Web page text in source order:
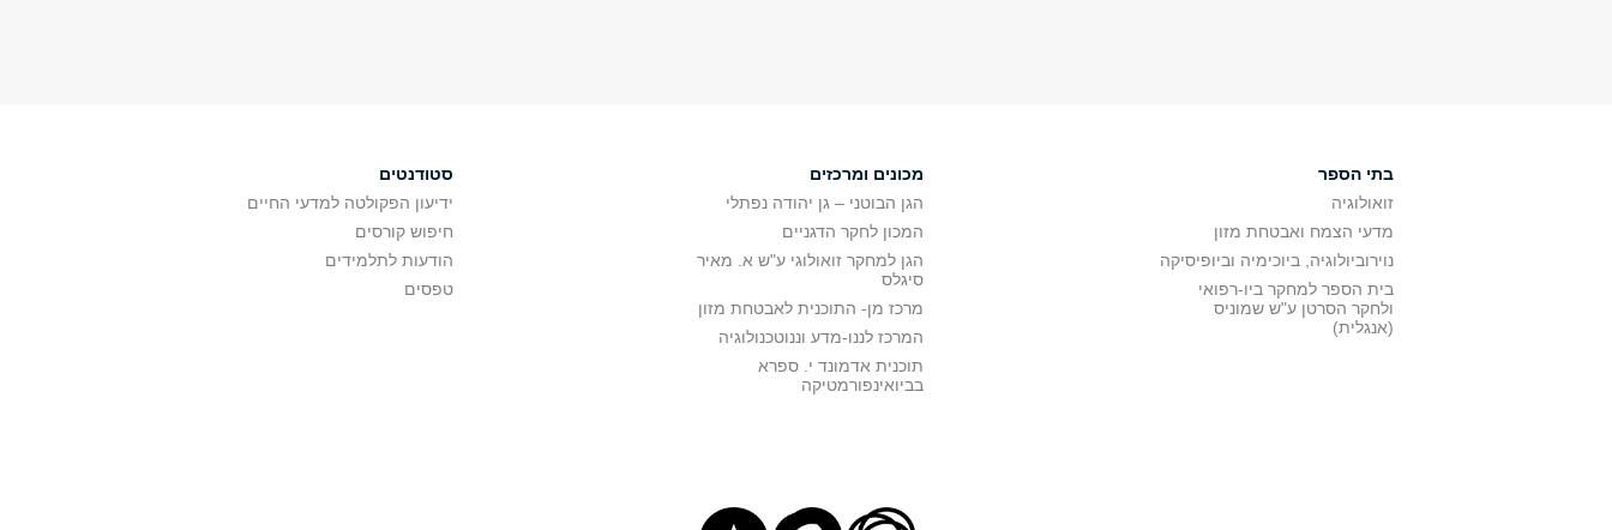
בתי הספר
זואולוגיה
מדעי הצמח ואבטחת מזון
נוירוביולוגיה, ביוכימיה וביופיסיקה
בית הספר למחקר ביו-רפואי
ולחקר הסרטן ע"ש שמוניס
(אנגלית)
מכונים ומרכזים
הגן הבוטני – גן יהודה נפתלי
המכון לחקר הדגניים
הגן למחקר זואולוגי ע"ש א. מאיר
סיגלס
מרכז מן- התוכנית לאבטחת מזון
המרכז לננו-מדע וננוטכנולוגיה
תוכנית אדמונד י. ספרא
בביואינפורמטיקה
סטודנטים
ידיעון הפקולטה למדעי החיים
חיפוש קורסים
הודעות לתלמידים
טפסים